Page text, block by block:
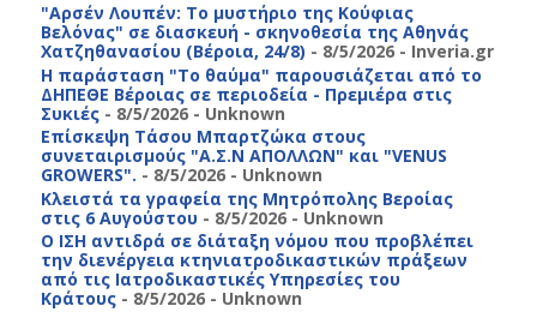
"Αρσέν Λουπέν: Το μυστήριο της Κούφιας
Βελόνας" σε διασκευή - σκηνοθεσία της Αθηνάς
Χατζηθανασίου (Βέροια, 24/8) - 8/5/2026- Inveria.gr
Η παράσταση "Το θαύμα" παρουσιάζεται από το
ΔΗΠΕΘΕ Βέροιας σε περιοδεία - Πρεμιέρα στις
Συκιές- 8/5/2026- Unknown
Επίσκεψη Τάσου Μπαρτζώκα στους
συνεταιρισμούς "Α.Σ.Ν ΑΠΟΛΛΩΝ" και "VENUS
GROWERS". - 8/5/2026- Unknown
Κλειστά τα γραφεία της Μητρόπολης Βεροίας
στις 6 Αυγούστου- 8/5/2026- Unknown
Ο ΙΣΗ αντιδρά σε διάταξη νόμου που προβλέπει
την διενέργεια κτηνιατροδικαστικών πράξεων
από τις Ιατροδικαστικές Υπηρεσίες του
Κράτους- 8/5/2026- Unknown